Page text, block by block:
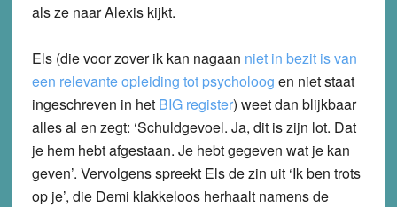
als ze naar Alexis kijkt.
Els (die voor zover ik kan nagaan niet in bezit is van
een relevante opleiding tot psycholoog en niet staat
ingeschreven in het BIG register) weet dan blijkbaar
alles al en zegt: ‘Schuldgevoel. Ja, dit is zijn lot. Dat
je hem hebt afgestaan. Je hebt gegeven wat je kan
geven’. Vervolgens spreekt Els de zin uit ‘Ik ben trots
op je’, die Demi klakkeloos herhaalt namens de